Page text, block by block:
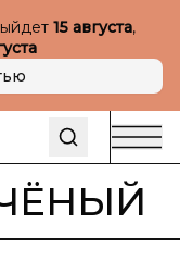
15 августа,